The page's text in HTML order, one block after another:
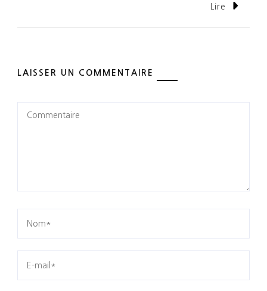
Lire
LAISSER UN COMMENTAIRE